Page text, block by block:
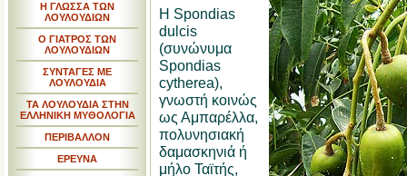
Η ΓΛΩΣΣΑ ΤΩΝ
ΛΟΥΛΟΥΔΙΩΝ
Ο ΓΙΑΤΡΟΣ ΤΩΝ
ΛΟΥΛΟΥΔΙΩΝ
ΣΥΝΤΑΓΕΣ ΜΕ
ΛΟΥΛΟΥΔΙΑ
ΤΑ ΛΟΥΛΟΥΔΙΑ ΣΤΗΝ
ΕΛΛΗΝΙΚΗ ΜΥΘΟΛΟΓΙΑ
ΠΕΡΙΒΑΛΛΟΝ
ΕΡΕΥΝΑ
Η Spondias
dulcis
(συνώνυμα
Spondias
cytherea),
γνωστή κοινώς
ως Αμπαρέλλα,
πολυνησιακή
δαμασκηνιά ή
μήλο Ταϊτής,